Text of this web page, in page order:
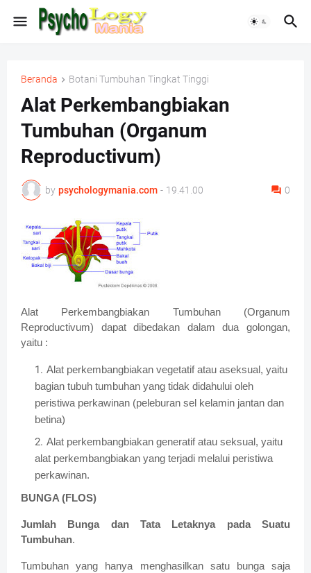
Beranda Botani Tumbuhan Tingkat Tinggi
Alat Perkembangbiakan
Tumbuhan (Organum
Reproductivum)
by psychologymania.com - 19.41.00 0
Alat Perkembangbiakan Tumbuhan (Organum
Reproductivum) dapat dibedakan dalam dua golongan,
yaitu :
Alat perkembangbiakan vegetatif atau aseksual, yaitu
bagian tubuh tumbuhan yang tidak didahului oleh
peristiwa perkawinan (peleburan sel kelamin jantan dan
betina)
Alat perkembangbiakan generatif atau seksual, yaitu
alat perkembangbiakan yang terjadi melalui peristiwa
perkawinan.
BUNGA (FLOS)
Jumlah Bunga dan Tata Letaknya pada Suatu
Tumbuhan.
Tumbuhan yang hanya menghasilkan satu bunga saja